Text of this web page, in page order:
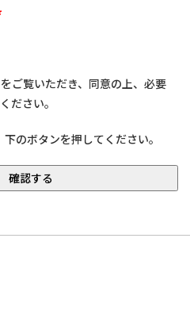
をご覧いただき、同意の上、必要
ださい。
のボタンを押してください。